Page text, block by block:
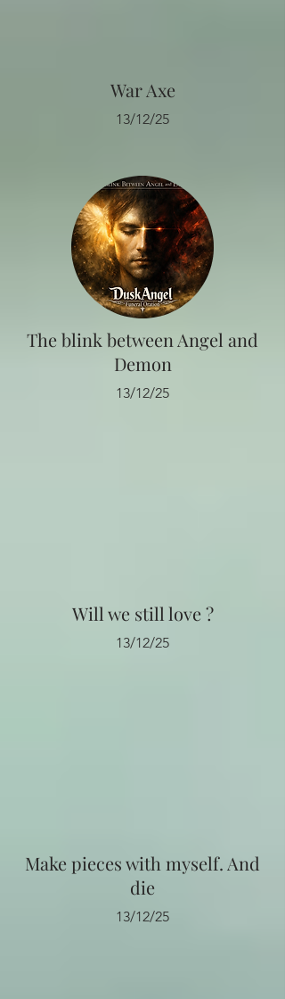
War Axe
13/12/25
The blink between Angel and
Demon
13/12/25
Will we still love ?
13/12/25
Make pieces with myself. And
die
13/12/25